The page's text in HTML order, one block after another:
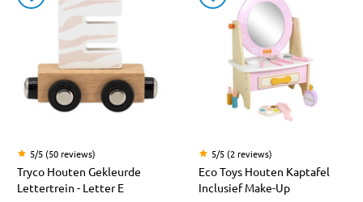
5/5 (50 reviews)
Tryco Houten Gekleurde
Lettertrein - Letter E
5/5 (2 reviews)
Eco Toys Houten Kaptafel
Inclusief Make-Up